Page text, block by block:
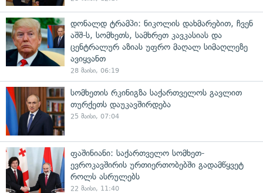
დონალდ ტრამპი: ნიკოლის დახმარებით, ჩვენ
აშშ-ს, სომხეთს, სამხრეთ კავკასიას და
ცენტრალურ აზიას უფრო მაღალ სიმაღლეზე
ავიყვანთ
28 მაისი, 06:19
სომხეთის რკინიგზა საქართველოს გავლით
თურქეთს დაუკავშირდება
25 მაისი, 07:04
ფაშინიანი: საქართველო სომხეთ-
ევროკავშირის ურთიერთობებში გადამწყვეტ
როლს ასრულებს
22 მაისი, 11:40